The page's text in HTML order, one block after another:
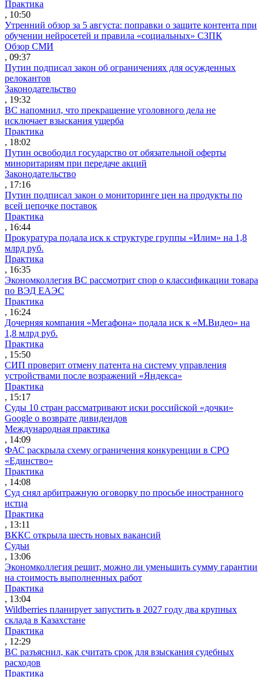
Практика
, 10:50
Утренний обзор за 5 августа: поправки о защите контента при
обучении нейросетей и правила «социальных» СЗПК
Обзор СМИ
, 09:37
Путин подписал закон об ограничениях для осужденных
релокантов
Законодательство
, 19:32
ВС напомнил, что прекращение уголовного дела не
исключает взыскания ущерба
Практика
, 18:02
Путин освободил государство от обязательной оферты
миноритариям при передаче акций
Законодательство
, 17:16
Путин подписал закон о мониторинге цен на продукты по
всей цепочке поставок
Практика
, 16:44
Прокуратура подала иск к структуре группы «Илим» на 1,8
млрд руб.
Практика
, 16:35
Экономколлегия ВС рассмотрит спор о классификации товара
по ВЭД ЕАЭС
Практика
, 16:24
Дочерняя компания «Мегафона» подала иск к «М.Видео» на
1,8 млрд руб.
Практика
, 15:50
СИП проверит отмену патента на систему управления
устройствами после возражений «Яндекса»
Практика
, 15:17
Суды 10 стран рассматривают иски российской «дочки»
Google о возврате дивидендов
Международная практика
, 14:09
ФАС раскрыла схему ограничения конкуренции в СРО
«Единство»
Практика
, 14:08
Суд снял арбитражную оговорку по просьбе иностранного
истца
Практика
, 13:11
ВККС открыла шесть новых вакансий
Судьи
, 13:06
Экономколлегия решит, можно ли уменьшить сумму гарантии
на стоимость выполненных работ
Практика
, 13:04
Wildberries планирует запустить в 2027 году два крупных
склада в Казахстане
Практика
, 12:29
ВС разъяснил, как считать срок для взыскания судебных
расходов
Практика